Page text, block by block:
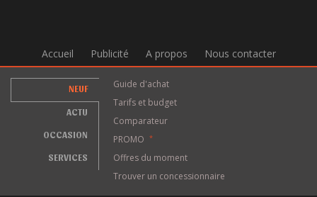
Accueil Publicité A propos Nous contacter
NEUF
ACTU
OCCASION
SERVICES
Guide d'achat
Tarifs et budget
Comparateur
PROMO
*
Offres du moment
Trouver un concessionnaire